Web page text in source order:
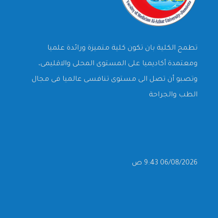
تطمح الكلية بان تكون كلية متميزة ورائدة علميا
ومعتمدة أكاديميا على المستوى المحلى والاقليمى،
وتصبو أن تصل الى مستوى تنافسى عالميا فى مجال
الطب والجراحة
06/08/2026 9:43 ص